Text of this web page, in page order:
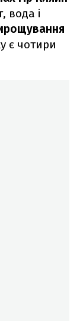
вода і
є чотири